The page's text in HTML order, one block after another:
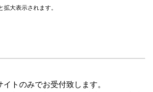
大表示されます。
トのみでお受付致します。